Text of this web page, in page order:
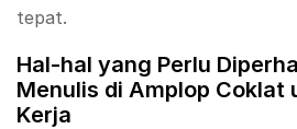
tepat.
Hal-hal yang Perlu
Menulis di Amplop Coklat
Kerja